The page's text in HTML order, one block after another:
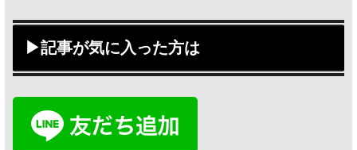
▶記事が気に入った方は